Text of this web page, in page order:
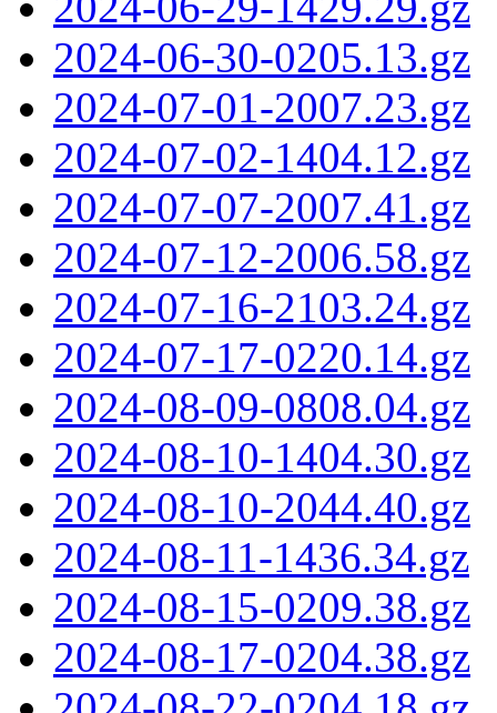
2024-06-30-0205.13.gz
2024-07-01-2007.23.gz
2024-07-02-1404.12.gz
2024-07-07-2007.41.gz
2024-07-12-2006.58.gz
2024-07-16-2103.24.gz
2024-07-17-0220.14.gz
2024-08-09-0808.04.gz
2024-08-10-1404.30.gz
2024-08-10-2044.40.gz
2024-08-11-1436.34.gz
2024-08-15-0209.38.gz
2024-08-17-0204.38.gz